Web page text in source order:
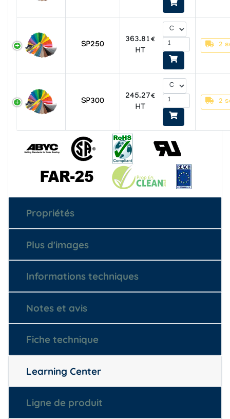
SP250
363.81€
HT
2
SP300
245.27€
HT
2
Propriétés
Plus d'images
Informations techniques
Notes et avis
Fiche technique
Learning Center
Ligne de produit